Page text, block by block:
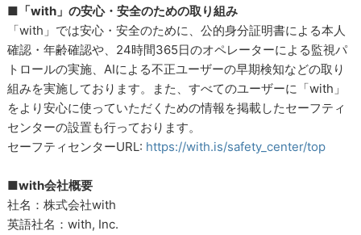
■「with」の安心・安全のための取り組み
「with」では安心・安全のために、公的身分証明書による本人
確認・年齢確認や、24時間365日のオペレーターによる監視パ
トロールの実施、AIによる不正ユーザーの早期検知などの取り
組みを実施しております。また、すべてのユーザーに「with」
をより安心に使っていただくための情報を掲載したセーフティ
センターの設置も行っております。
セーフティセンターURL: https://with.is/safety_center/top
■with会社概要
社名：株式会社with
英語社名：with, Inc.